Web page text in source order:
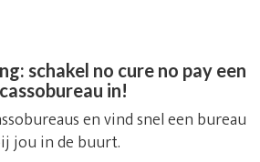
schakel no cure no pay een
in!
en vind snel een bureau
jou in de buurt.